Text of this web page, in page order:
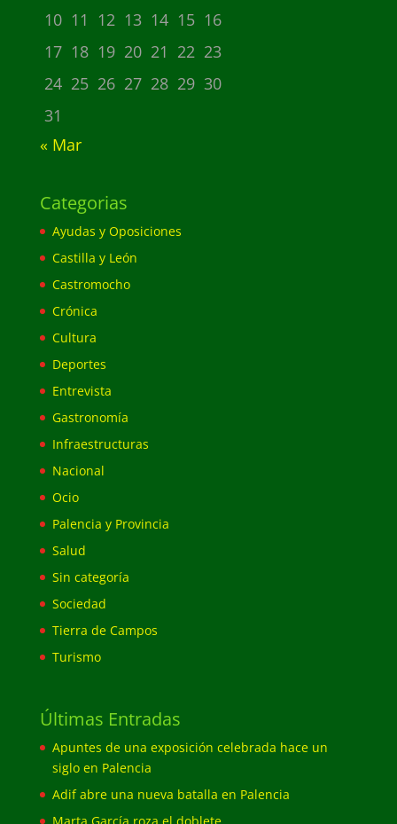
10 11 12 13 14 15 16
17 18 19 20 21 22 23
24 25 26 27 28 29 30
31
« Mar
Categorias
Ayudas y Oposiciones
Castilla y León
Castromocho
Crónica
Cultura
Deportes
Entrevista
Gastronomía
Infraestructuras
Nacional
Ocio
Palencia y Provincia
Salud
Sin categoría
Sociedad
Tierra de Campos
Turismo
Últimas Entradas
Apuntes de una exposición celebrada hace un
siglo en Palencia
Adif abre una nueva batalla en Palencia
Marta García roza el doblete